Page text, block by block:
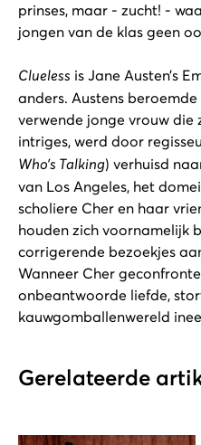
prinses, maar - zucht! -
jongen van de klas geen
Clueless is Jane Austen’s
anders. Austens
verwende jonge vrouw die
intriges, werd door
Who’s Talking) verhuisd
van Los Angeles, het
scholiere Cher en haar
houden zich voornamelijk
corrigerende bezoekjes
Wanneer Cher
onbeantwoorde liefde,
kauwgomballenwereld
Gerelateerde